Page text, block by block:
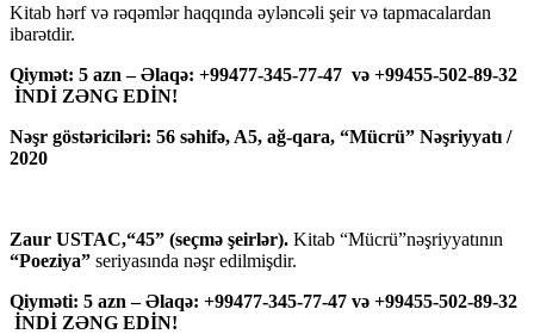
Kitab hərf və rəqəmlər haqqında əyləncəli şeir və tapmacalardan
ibarətdir.
Qiymət: 5 azn – Əlaqə: +99477-345-77-47 və +99455-502-89-32
İNDİ ZƏNG EDİN!
Nəşr göstəriciləri: 56 səhifə, A5, ağ-qara, “Mücrü” Nəşriyyatı /
2020
Zaur USTAC,“45” (seçmə şeirlər). Kitab “Mücrü”nəşriyyatının
“Poeziya” seriyasında nəşr edilmişdir.
Qiyməti: 5 azn – Əlaqə: +99477-345-77-47 və +99455-502-89-32
İNDİ ZƏNG EDİN!